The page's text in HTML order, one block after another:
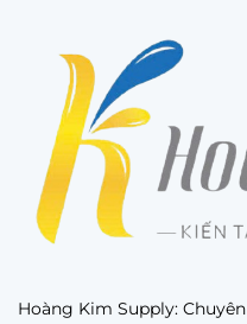
Hoàng Kim Supply: